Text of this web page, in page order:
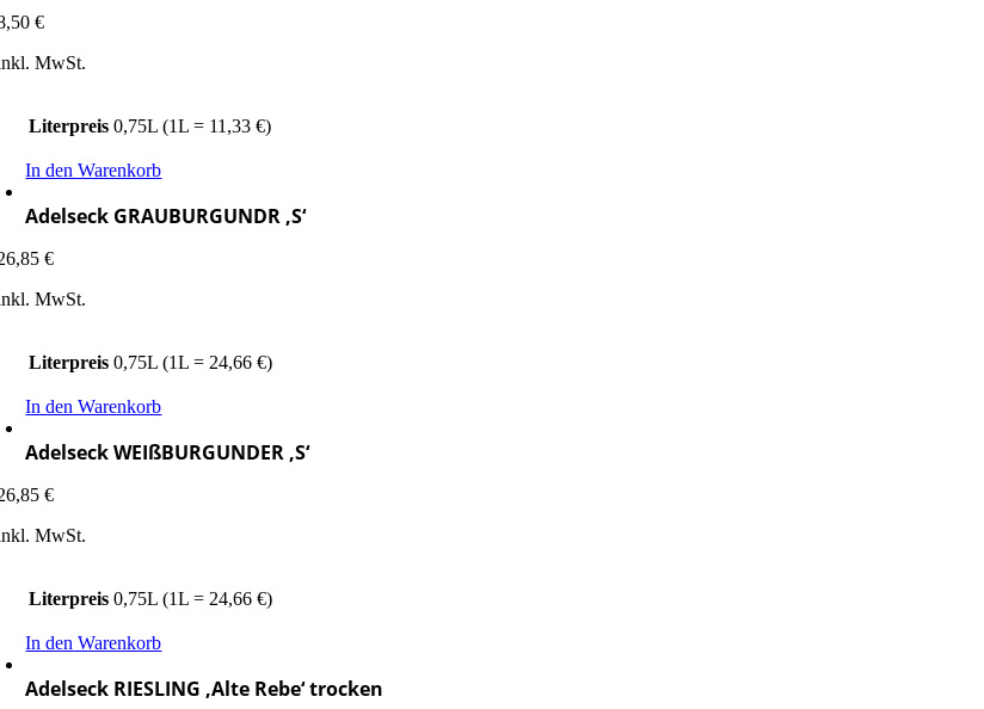
€
MwSt.
Literpreis 0,75L (1L = 11,33 €)
In den Warenkorb
Adelseck GRAUBURGUNDR ‚S‘
€
MwSt.
Literpreis 0,75L (1L = 24,66 €)
In den Warenkorb
Adelseck WEIßBURGUNDER ‚S‘
€
MwSt.
Literpreis 0,75L (1L = 24,66 €)
In den Warenkorb
Adelseck RIESLING ‚Alte Rebe‘ trocken